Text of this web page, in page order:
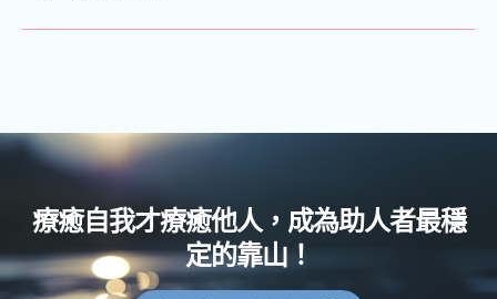
療癒自我才療癒他人，成為助人者最穩
定的靠山！